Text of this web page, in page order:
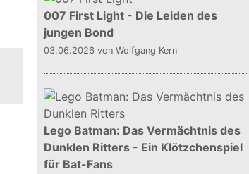
007 First Light - Die Leiden des
jungen Bond
03.06.2026 von Wolfgang Kern
Lego Batman: Das Vermächtnis des
Dunklen Ritters - Ein Klötzchenspiel
für Bat-Fans